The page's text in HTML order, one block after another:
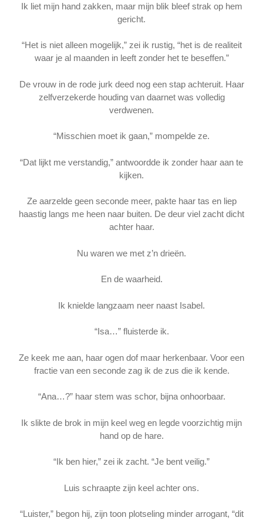
Ik liet mijn hand zakken, maar mijn blik bleef strak op hem
gericht.
“Het is niet alleen mogelijk,” zei ik rustig, “het is de realiteit
waar je al maanden in leeft zonder het te beseffen.”
De vrouw in de rode jurk deed nog een stap achteruit. Haar
zelfverzekerde houding van daarnet was volledig
verdwenen.
“Misschien moet ik gaan,” mompelde ze.
“Dat lijkt me verstandig,” antwoordde ik zonder haar aan te
kijken.
Ze aarzelde geen seconde meer, pakte haar tas en liep
haastig langs me heen naar buiten. De deur viel zacht dicht
achter haar.
Nu waren we met z’n drieën.
En de waarheid.
Ik knielde langzaam neer naast Isabel.
“Isa…” fluisterde ik.
Ze keek me aan, haar ogen dof maar herkenbaar. Voor een
fractie van een seconde zag ik de zus die ik kende.
“Ana…?” haar stem was schor, bijna onhoorbaar.
Ik slikte de brok in mijn keel weg en legde voorzichtig mijn
hand op de hare.
“Ik ben hier,” zei ik zacht. “Je bent veilig.”
Luis schraapte zijn keel achter ons.
“Luister,” begon hij, zijn toon plotseling minder arrogant, “dit